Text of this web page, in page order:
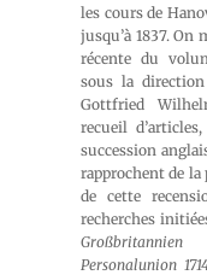
les cours de
jusqu’à 1837.
récente du
sous la
Gottfried
recueil
succession
rapprochent de la
de cette
recherches
Personalunion